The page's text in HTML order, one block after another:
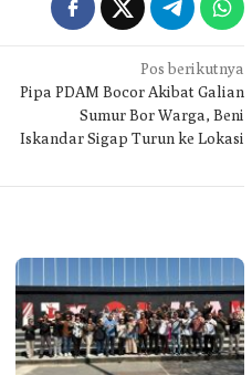
Pos berikutnya
Pipa PDAM Bocor Akibat Galian
Sumur Bor Warga, Beni
Iskandar Sigap Turun ke Lokasi